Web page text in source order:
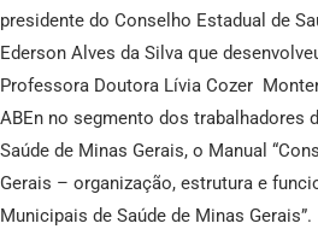
presidente do Conselho Estadual de
Ederson Alves da Silva que
Professora Doutora Lívia Cozer
ABEn no segmento dos trabalhadores
Saúde de Minas Gerais, o Manual
Gerais – organização, estrutura e
Municipais de Saúde de Minas Gerais”.